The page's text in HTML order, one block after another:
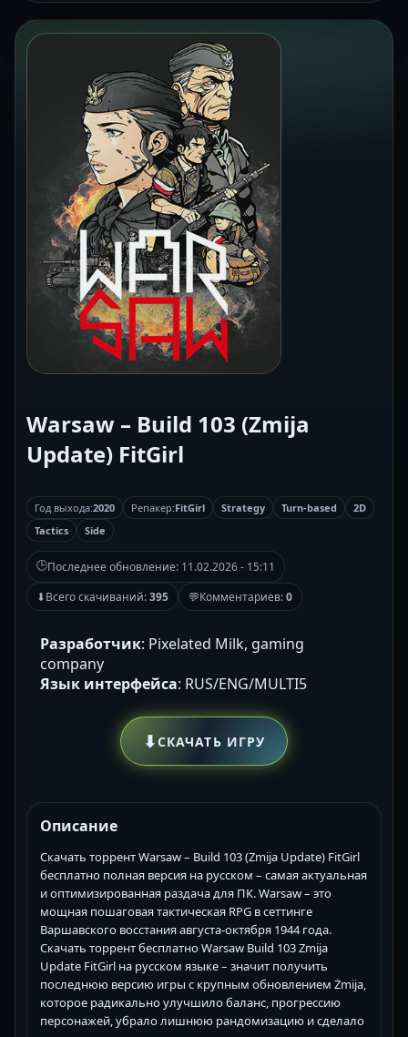
Warsaw – Build 103 (Zmija
Update) FitGirl
Год выхода:2020 Репакер:FitGirl Strategy Turn-based
2D
Tactics
Side
🕒Последнее обновление: 11.02.2026 - 15:11
⬇Всего скачиваний:395 💬Комментариев:0
Разработчик: Pixelated Milk, gaming
company
Язык интерфейса: RUS/ENG/MULTI5
⬇СКАЧАТЬ ИГРУ
Описание
Скачать торрент Warsaw – Build 103 (Zmija Update) FitGirl
бесплатно полная версия на русском – самая актуальная
и оптимизированная раздача для ПК. Warsaw – это
мощная пошаговая тактическая RPG в сеттинге
Варшавского восстания августа-октября 1944 года.
Скачать торрент бесплатно Warsaw Build 103 Zmija
Update FitGirl на русском языке – значит получить
последнюю версию игры с крупным обновлением Żmija,
которое радикально улучшило баланс, прогрессию
персонажей, убрало лишнюю рандомизацию и сделало